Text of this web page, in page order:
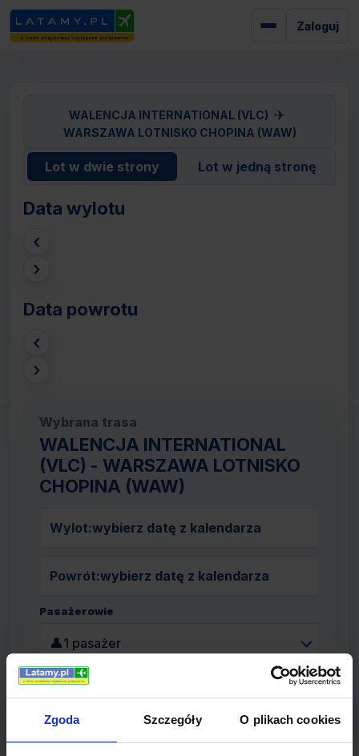
Zgoda Szczegóły O plikach cookies
Zaloguj
WALENCJA INTERNATIONAL (VLC) ✈
WARSZAWA LOTNISKO CHOPINA (WAW)
Lot w dwie strony Lot w jedną stronę
Data wylotu
‹
›
Data powrotu
‹
›
Wybrana trasa
WALENCJA INTERNATIONAL
(VLC) - WARSZAWA LOTNISKO
CHOPINA (WAW)
Wylot:wybierz datę z kalendarza
Powrót:wybierz datę z kalendarza
Pasażerowie
👤1 pasażer